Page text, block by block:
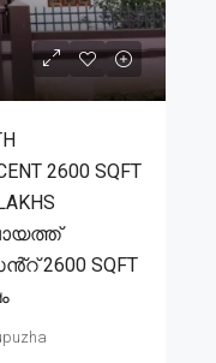
2600 SQFT
2600 SQFT